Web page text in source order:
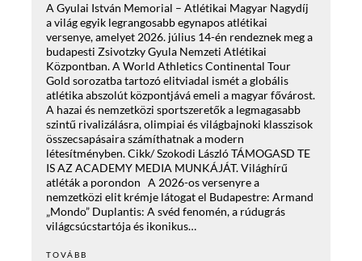
A Gyulai István Memorial – Atlétikai Magyar Nagydíj
a világ egyik legrangosabb egynapos atlétikai
versenye, amelyet 2026. július 14-én rendeznek meg a
budapesti Zsivotzky Gyula Nemzeti Atlétikai
Központban. A World Athletics Continental Tour
Gold sorozatba tartozó elitviadal ismét a globális
atlétika abszolút központjává emeli a magyar fővárost.
A hazai és nemzetközi sportszeretők a legmagasabb
szintű rivalizálásra, olimpiai és világbajnoki klasszisok
összecsapásaira számíthatnak a modern
létesítményben. Cikk/ Szokodi László TÁMOGASD TE
IS AZ ACADEMY MEDIA MUNKÁJÁT. Világhírű
atléták a porondon A 2026-os versenyre a
nemzetközi elit krémje látogat el Budapestre: Armand
„Mondo” Duplantis: A svéd fenomén, a rúdugrás
világcsúcstartója és ikonikus…
TOVÁBB